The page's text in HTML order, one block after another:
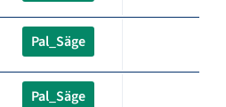
Pal_Säge
Pal_Säge